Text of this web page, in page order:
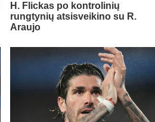
H. Flickas po kontrolinių
rungtynių atsisveikino su R.
Araujo